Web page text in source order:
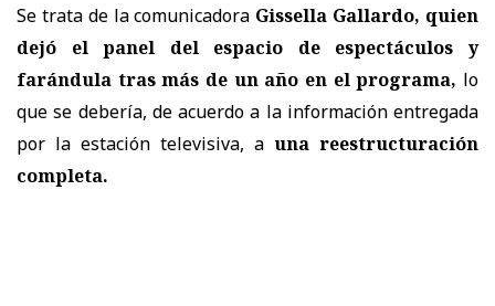
Se trata de la comunicadora Gissella Gallardo, quien
dejó el panel del espacio de espectáculos y
farándula tras más de un año en el programa, lo
que se debería, de acuerdo a la información entregada
por la estación televisiva, a una reestructuración
completa.